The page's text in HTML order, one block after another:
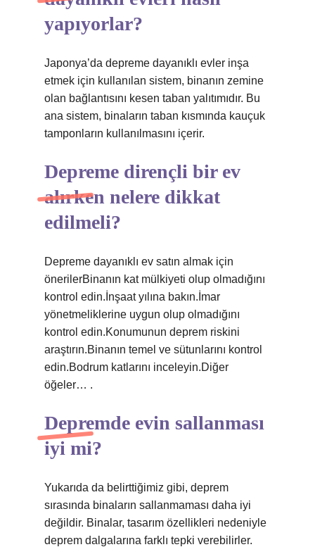
yapıyorlar?
Japonya’da depreme dayanıklı evler inşa
etmek için kullanılan sistem, binanın zemine
olan bağlantısını kesen taban yalıtımıdır. Bu
ana sistem, binaların taban kısmında kauçuk
tamponların kullanılmasını içerir.
Depreme dirençli bir ev
alırken nelere dikkat
edilmeli?
Depreme dayanıklı ev satın almak için
önerilerBinanın kat mülkiyeti olup olmadığını
kontrol edin.İnşaat yılına bakın.İmar
yönetmeliklerine uygun olup olmadığını
kontrol edin.Konumunun deprem riskini
araştırın.Binanın temel ve sütunlarını kontrol
edin.Bodrum katlarını inceleyin.Diğer
öğeler… .
Depremde evin sallanması
iyi mi?
Yukarıda da belirttiğimiz gibi, deprem
sırasında binaların sallanmaması daha iyi
değildir. Binalar, tasarım özellikleri nedeniyle
deprem dalgalarına farklı tepki verebilirler.